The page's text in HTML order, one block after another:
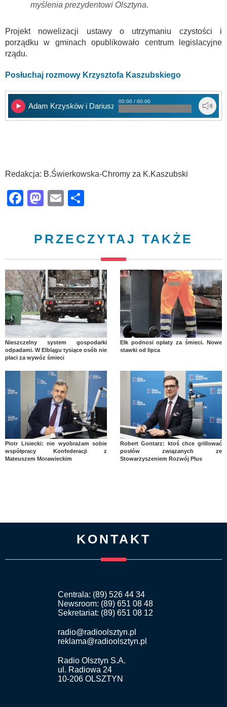
myślenia prezydentowi Olsztyna.
Projekt nowelizacji ustawy o utrzymaniu czystości i
porządku w gminach opublikowało centrum legislacyjne
rządu.
Posłuchaj rozmowy Krzysztofa Kaszubskiego
Adam Krzysków i Dariusz Rudnik
00:00 / 00:00
Redakcja: B.Świerkowska-Chromy za K.Kaszubski
Facebook
Mastodon
Email
PRZECZYTAJ TAKŻE
Nieszczelny system gospodarki
odpadami. W Elblągu tysiące osób nie
płaci za wywóz śmieci
Ełk podnosi opłaty za śmieci. Nowe
stawki od lipca
Piotr Lisiecki: nie wyobrażam sobie
współpracy Konfederacji z
Mateuszem Morawieckim
Robert Gontarz: ktoś chce grillować
posłów związanych ze
Stowarzyszeniem Rozwój Plus
KONTAKT
Centrala: (89) 526 44 34
Newsroom: (89) 651 08 48
Sekretariat: (89) 651 08 12
radio@radioolsztyn.pl
reklama@radioolsztyn.pl
Radio Olsztyn S.A.
ul. Radiowa 24
10-206 OLSZTYN